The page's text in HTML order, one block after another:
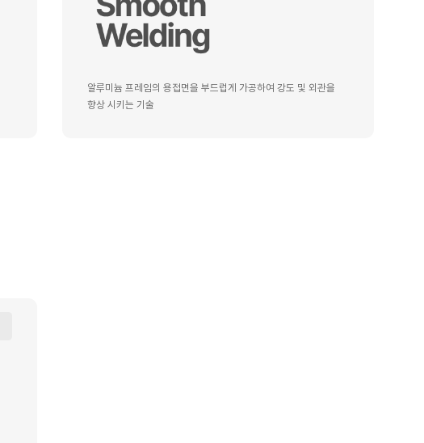
알루미늄 프레임의 용접면을 부드럽게 가공하여 강도 및 외관을
향상 시키는 기술